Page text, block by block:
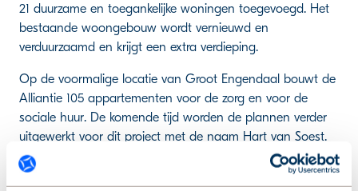
21 duurzame en toegankelijke woningen toegevoegd. Het
bestaande woongebouw wordt vernieuwd en
verduurzaamd en krijgt een extra verdieping.
Op de voormalige locatie van Groot Engendaal bouwt de
Alliantie 105 appartementen voor de zorg en voor de
sociale huur. De komende tijd worden de plannen verder
uitgewerkt voor dit project met de naam Hart van Soest.
Aan de Nieuweweg 91 wordt een kantoorgebouw
omgezet naar 19 sociale huurappartementen. Gemeente